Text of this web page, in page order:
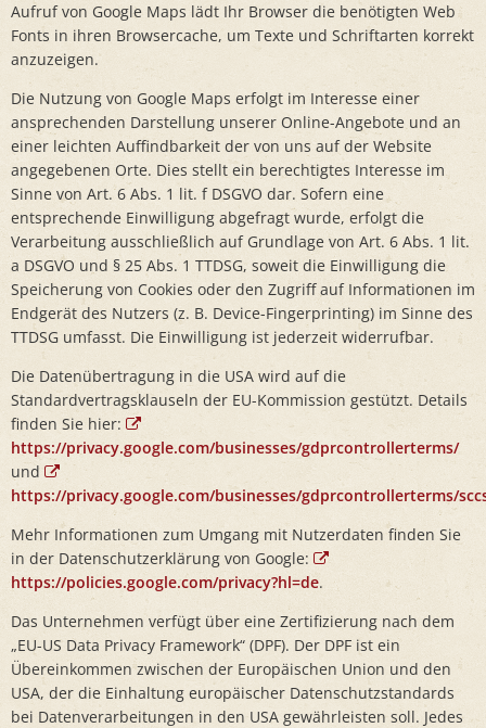
Aufruf von Google Maps lädt Ihr Browser die benötigten Web
Fonts in ihren Browsercache, um Texte und Schriftarten korrekt
anzuzeigen.
Die Nutzung von Google Maps erfolgt im Interesse einer
ansprechenden Darstellung unserer Online-Angebote und an
einer leichten Auffindbarkeit der von uns auf der Website
angegebenen Orte. Dies stellt ein berechtigtes Interesse im
Sinne von Art. 6 Abs. 1 lit. f DSGVO dar. Sofern eine
entsprechende Einwilligung abgefragt wurde, erfolgt die
Verarbeitung ausschließlich auf Grundlage von Art. 6 Abs. 1 lit.
a DSGVO und § 25 Abs. 1 TTDSG, soweit die Einwilligung die
Speicherung von Cookies oder den Zugriff auf Informationen im
Endgerät des Nutzers (z. B. Device-Fingerprinting) im Sinne des
TTDSG umfasst. Die Einwilligung ist jederzeit widerrufbar.
Die Datenübertragung in die USA wird auf die
Standardvertragsklauseln der EU-Kommission gestützt. Details
finden Sie hier:
https://privacy.google.com/businesses/gdprcontrollerterms/
und
https://privacy.google.com/businesses/gdprcontrollerterms/
Mehr Informationen zum Umgang mit Nutzerdaten finden Sie
in der Datenschutzerklärung von Google:
https://policies.google.com/privacy?hl=de.
Das Unternehmen verfügt über eine Zertifizierung nach dem
„EU-US Data Privacy Framework“ (DPF). Der DPF ist ein
Übereinkommen zwischen der Europäischen Union und den
USA, der die Einhaltung europäischer Datenschutzstandards
bei Datenverarbeitungen in den USA gewährleisten soll. Jedes